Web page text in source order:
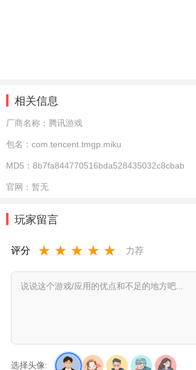
相关信息
厂商名称： 腾讯游戏
包名： com.tencent.tmgp.miku
MD5： 8b7fa844770516bda528435032c8cbab
官网： 暂无
玩家留言
评分 ★ ★ ★ ★ ★ 力荐
选择头像: